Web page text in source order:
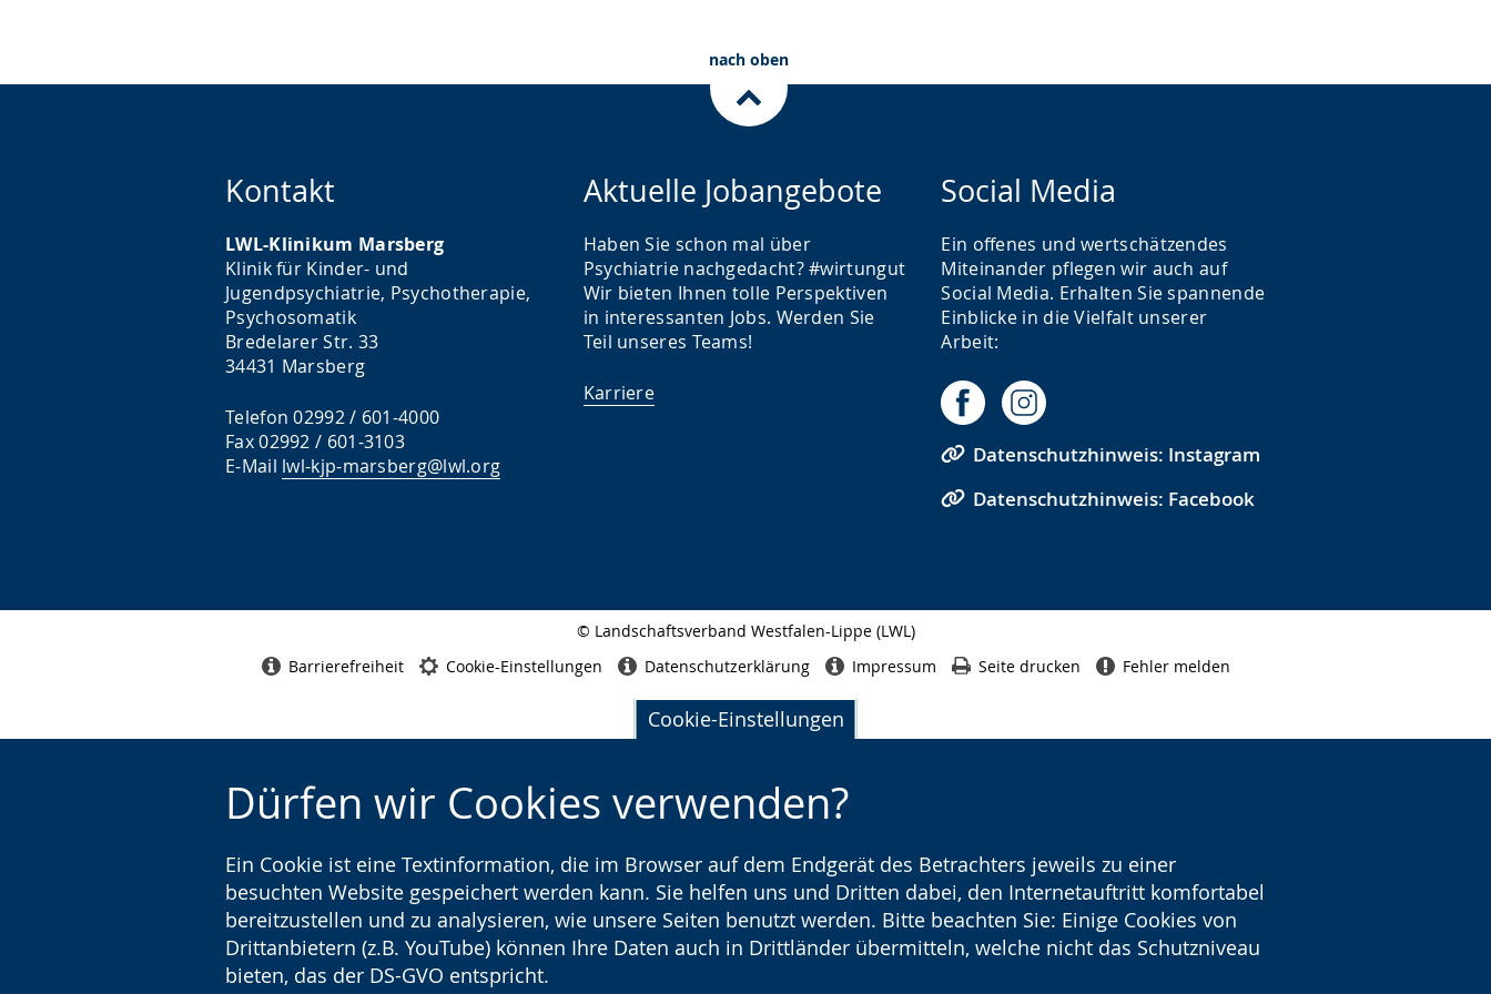
Cookie-Einstellungen
Dürfen wir Cookies verwenden?
Ein Cookie ist eine Textinformation, die im Browser auf dem Endgerät des Betrachters jeweils zu einer
besuchten Website gespeichert werden kann. Sie helfen uns und Dritten dabei, den Internetauftritt komfortabel
bereitzustellen und zu analysieren, wie unsere Seiten benutzt werden. Bitte beachten Sie: Einige Cookies von
Drittanbietern (z.B. YouTube) können Ihre Daten auch in Drittländer übermitteln, welche nicht das Schutzniveau
bieten, das der DS-GVO entspricht.
nach oben
Kontakt
LWL-Klinikum Marsberg
Klinik für Kinder- und
Jugendpsychiatrie, Psychotherapie,
Psychosomatik
Bredelarer Str. 33
34431 Marsberg
Telefon 02992 / 601-4000
Fax 02992 / 601-3103
E-Mail lwl-kjp-marsberg@lwl.org
Aktuelle Jobangebote
Haben Sie schon mal über
Psychiatrie nachgedacht? #wirtungut
Wir bieten Ihnen tolle Perspektiven
in interessanten Jobs. Werden Sie
Teil unseres Teams!
Karriere
Social Media
Ein offenes und wertschätzendes
Miteinander pflegen wir auch auf
Social Media. Erhalten Sie spannende
Einblicke in die Vielfalt unserer
Arbeit:
Datenschutzhinweis: Instagram
Datenschutzhinweis: Facebook
© Landschaftsverband Westfalen-Lippe (LWL)
Barrierefreiheit Cookie-Einstellungen Datenschutzerklärung Impressum Seite drucken Fehler melden